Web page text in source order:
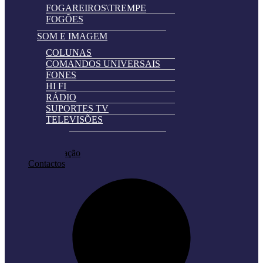
FOGAREIROS\TREMPE
FOGÕES
SOM E IMAGEM
COLUNAS
COMANDOS UNIVERSAIS
FONES
HI FI
RÁDIO
SUPORTES TV
TELEVISÕES
Categories
in
Pedir Cotação
Contactos